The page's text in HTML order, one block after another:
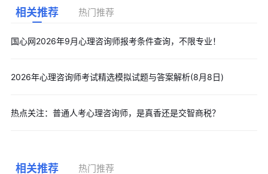
相关推荐 热门推荐
国心网2026年9月心理咨询师报考条件查询，不限专业！
2026年心理咨询师考试精选模拟试题与答案解析(8月8日)
热点关注：普通人考心理咨询师，是真香还是交智商税？
相关推荐 热门推荐